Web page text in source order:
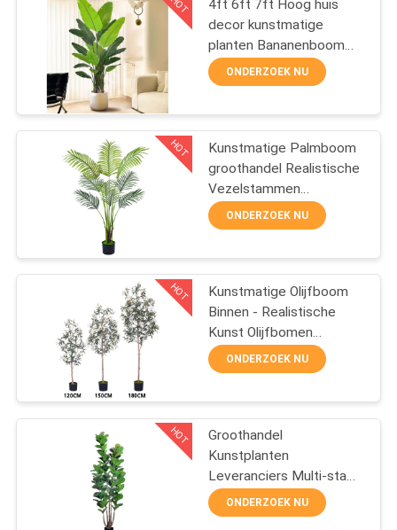
OFFERTE
AANVRAGEN
SITEMAP
PRIVACYBELEID
Kunstmatige
Gebladerteboom
32
Kunstmatige
Boomtakken
HOT
4ft 6ft 7ft Hoog huis
decor kunstmatige
planten Bananenboom
Paradijsvogel plant voor
woonkamer kantoor
ONDERZOEK NU
HOT
Kunstmatige Palmboom
groothandel​ Realistische
Vezelstammen
Kunstmatige Tropische
Areca Vloerplant voor
ONDERZOEK NU
HOT
Kunstmatige Olijfboom
Binnen - Realistische
Kunst Olijfbomen
Groothandel voor Thuis &
Kantoor
ONDERZOEK NU
HOT
Groothandel
Kunstplanten
Leveranciers Multi-stam
2,2 meter 2,6 meter
Kunst Ficus Lyrata Boom
ONDERZOEK NU